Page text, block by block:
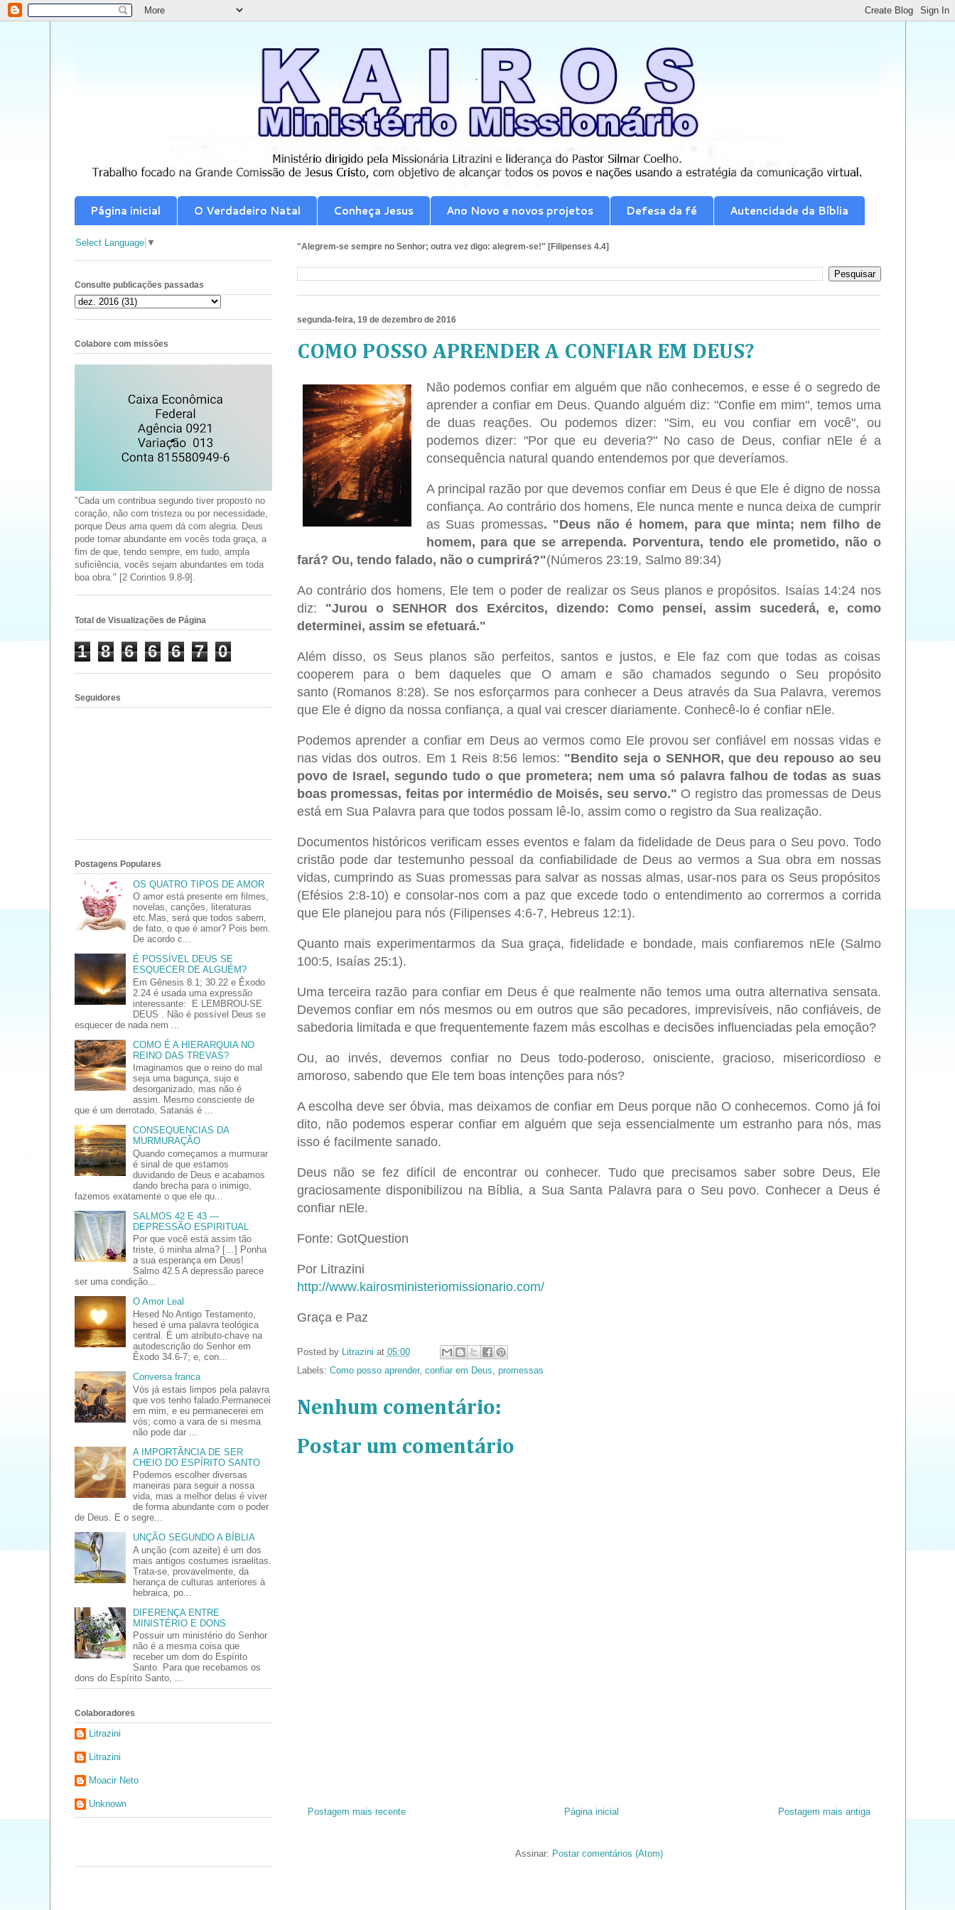
Página inicial O Verdadeiro Natal Conheça Jesus Ano Novo e novos projetos Defesa da fé Autencidade da Bíblia
"Alegrem-se sempre no Senhor; outra vez digo: alegrem-se!" [Filipenses 4.4]
segunda-feira, 19 de dezembro de 2016
COMO POSSO APRENDER A CONFIAR EM DEUS?
Não podemos confiar em alguém que não conhecemos, e esse é o segredo de
aprender a confiar em Deus. Quando alguém diz: "Confie em mim", temos uma
de duas reações. Ou podemos dizer: "Sim, eu vou confiar em você", ou
podemos dizer: "Por que eu deveria?" No caso de Deus, confiar nEle é a
consequência natural quando entendemos por que deveríamos.
A principal razão por que devemos confiar em Deus é que Ele é digno de nossa
confiança. Ao contrário dos homens, Ele nunca mente e nunca deixa de cumprir
as Suas promessas. "Deus não é homem, para que minta; nem filho de
homem, para que se arrependa. Porventura, tendo ele prometido, não o
fará? Ou, tendo falado, não o cumprirá?"(Números 23:19, Salmo 89:34)
Ao contrário dos homens, Ele tem o poder de realizar os Seus planos e propósitos. Isaías 14:24 nos
diz: "Jurou o SENHOR dos Exércitos, dizendo: Como pensei, assim sucederá, e, como
determinei, assim se efetuará."
Além disso, os Seus planos são perfeitos, santos e justos, e Ele faz com que todas as coisas
cooperem para o bem daqueles que O amam e são chamados segundo o Seu propósito
santo (Romanos 8:28). Se nos esforçarmos para conhecer a Deus através da Sua Palavra, veremos
que Ele é digno da nossa confiança, a qual vai crescer diariamente. Conhecê-lo é confiar nEle.
Podemos aprender a confiar em Deus ao vermos como Ele provou ser confiável em nossas vidas e
nas vidas dos outros. Em 1 Reis 8:56 lemos: "Bendito seja o SENHOR, que deu repouso ao seu
povo de Israel, segundo tudo o que prometera; nem uma só palavra falhou de todas as suas
boas promessas, feitas por intermédio de Moisés, seu servo." O registro das promessas de Deus
está em Sua Palavra para que todos possam lê-lo, assim como o registro da Sua realização.
Documentos históricos verificam esses eventos e falam da fidelidade de Deus para o Seu povo. Todo
cristão pode dar testemunho pessoal da confiabilidade de Deus ao vermos a Sua obra em nossas
vidas, cumprindo as Suas promessas para salvar as nossas almas, usar-nos para os Seus propósitos
(Efésios 2:8-10) e consolar-nos com a paz que excede todo o entendimento ao corrermos a corrida
que Ele planejou para nós (Filipenses 4:6-7, Hebreus 12:1).
Quanto mais experimentarmos da Sua graça, fidelidade e bondade, mais confiaremos nEle (Salmo
100:5, Isaías 25:1).
Uma terceira razão para confiar em Deus é que realmente não temos uma outra alternativa sensata.
Devemos confiar em nós mesmos ou em outros que são pecadores, imprevisíveis, não confiáveis, de
sabedoria limitada e que frequentemente fazem más escolhas e decisões influenciadas pela emoção?
Ou, ao invés, devemos confiar no Deus todo-poderoso, onisciente, gracioso, misericordioso e
amoroso, sabendo que Ele tem boas intenções para nós?
A escolha deve ser óbvia, mas deixamos de confiar em Deus porque não O conhecemos. Como já foi
dito, não podemos esperar confiar em alguém que seja essencialmente um estranho para nós, mas
isso é facilmente sanado.
Deus não se fez difícil de encontrar ou conhecer. Tudo que precisamos saber sobre Deus, Ele
graciosamente disponibilizou na Bíblia, a Sua Santa Palavra para o Seu povo. Conhecer a Deus é
confiar nEle.
Fonte: GotQuestion
Por Litrazini
http://www.kairosministeriomissionario.com/
Graça e Paz
Posted by Litrazini at 05:00
Labels: Como posso aprender, confiar em Deus, promessas
Nenhum comentário:
Postar um comentário
Postagem mais recente Postagem mais antiga
Página inicial
Assinar: Postar comentários (Atom)
Select Language ▼
Consulte publicações passadas
Colabore com missões
"Cada um contribua segundo tiver proposto no
coração, não com tristeza ou por necessidade,
porque Deus ama quem dá com alegria. Deus
pode tornar abundante em vocês toda graça, a
fim de que, tendo sempre, em tudo, ampla
suficiência, vocês sejam abundantes em toda
boa obra." [2 Corintios 9.8-9].
Total de Visualizações de Página
1 8 6 6 6 7 0
Seguidores
Postagens Populares
OS QUATRO TIPOS DE AMOR
O amor está presente em filmes,
novelas, canções, literaturas
etc.Mas, será que todos sabem,
de fato, o que é amor? Pois bem.
De acordo c...
É POSSÍVEL DEUS SE
ESQUECER DE ALGUÉM?
Em Gênesis 8.1; 30.22 e Êxodo
2.24 é usada uma expressão
interessante: E LEMBROU-SE
DEUS . Não é possível Deus se
esquecer de nada nem ...
COMO É A HIERARQUIA NO
REINO DAS TREVAS?
Imaginamos que o reino do mal
seja uma bagunça, sujo e
desorganizado, mas não é
assim. Mesmo consciente de
que é um derrotado, Satanás é ...
CONSEQUENCIAS DA
MURMURAÇÃO
Quando começamos a murmurar
é sinal de que estamos
duvidando de Deus e acabamos
dando brecha para o inimigo,
fazemos exatamente o que ele qu...
SALMOS 42 E 43 —
DEPRESSÃO ESPIRITUAL
Por que você está assim tão
triste, ó minha alma? […] Ponha
a sua esperança em Deus!
Salmo 42.5 A depressão parece
ser uma condição...
O Amor Leal
Hesed No Antigo Testamento,
hesed é uma palavra teológica
central. É um atributo-chave na
autodescrição do Senhor em
Êxodo 34.6-7; e, con...
Conversa franca
Vós já estais limpos pela palavra
que vos tenho falado.Permanecei
em mim, e eu permanecerei em
vós; como a vara de si mesma
não pode dar ...
A IMPORTÂNCIA DE SER
CHEIO DO ESPÍRITO SANTO
Podemos escolher diversas
maneiras para seguir a nossa
vida, mas a melhor delas é viver
de forma abundante com o poder
de Deus. E o segre...
UNÇÃO SEGUNDO A BÍBLIA
A unção (com azeite) é um dos
mais antigos costumes israelitas.
Trata-se, provavelmente, da
herança de culturas anteriores à
hebraica, po...
DIFERENÇA ENTRE
MINISTÉRIO E DONS
Possuir um ministério do Senhor
não é a mesma coisa que
receber um dom do Espírito
Santo. Para que recebamos os
dons do Espírito Santo, ...
Colaboradores
Litrazini
Litrazini
Moacir Neto
Unknown